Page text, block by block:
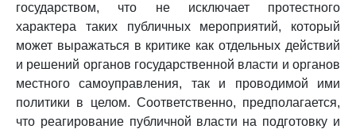
государством, что не исключает протестного
характера таких публичных мероприятий, который
может выражаться в критике как отдельных действий
и решений органов государственной власти и органов
местного самоуправления, так и проводимой ими
политики в целом. Соответственно, предполагается,
что реагирование публичной власти на подготовку и